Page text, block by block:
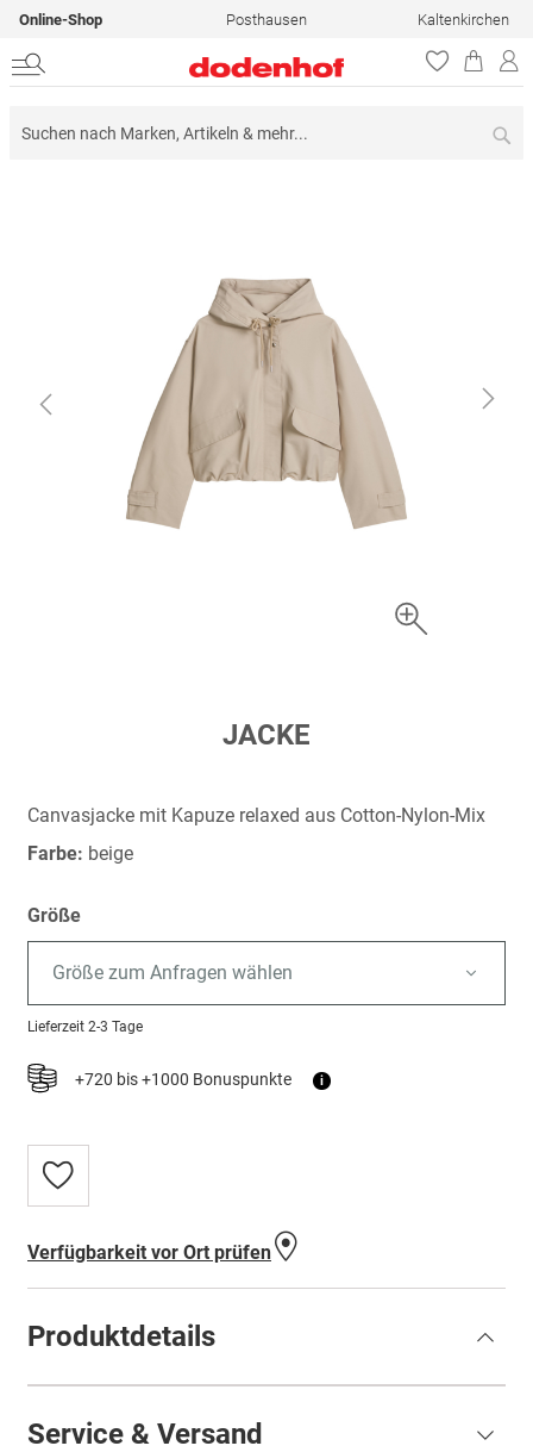
Online-Shop Posthausen Kaltenkirchen
springen
JACKE
Canvasjacke mit Kapuze relaxed aus Cotton-Nylon-Mix
Farbe: beige
Größe
Größe zum Anfragen wählen
Lieferzeit 2-3 Tage
+720 bis +1000 Bonuspunkte i
Zur
Wunschliste
Verfügbarkeit vor Ort prüfen
Produktdetails
Service & Versand